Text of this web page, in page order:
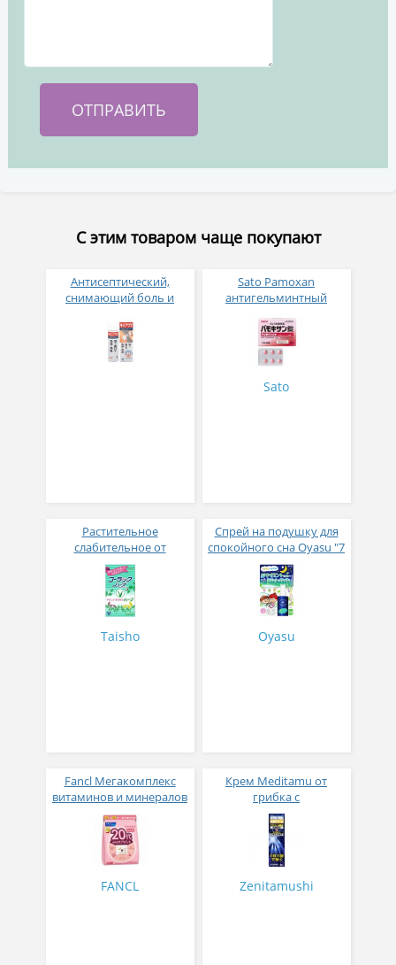
С этим товаром чаще покупают
Антисептический,
снимающий боль и
спрей для царапин и ран
Sato Pamoxan
антигельминтный
спектра действия № 6
Sato
Растительное
слабительное от
запоров № 21
Taisho
Спрей на подушку для
спокойного сна Oyasu "7
эфирных масел" 60 мл
Oyasu
Fancl Мегакомплекс
витаминов и минералов
для женщин с 20 лет 30
пакетиков на месяц
FANCL
Крем Meditamu от
грибка с
противозудным
эффектом 20 гр
Zenitamushi